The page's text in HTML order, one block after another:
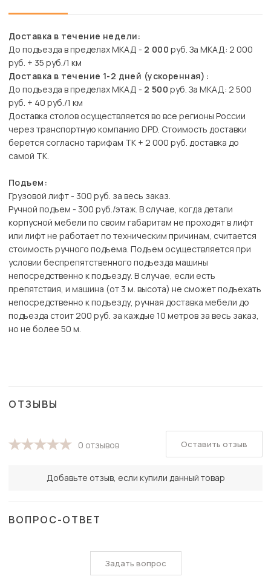
Доставка в течение недели:
До подъезда в пределах МКАД - 2 000 руб. За МКАД: 2 000
руб. + 35 руб./1 км
Доставка в течение 1-2 дней (ускоренная):
До подъезда в пределах МКАД - 2 500 руб. За МКАД: 2 500
руб. + 40 руб./1 км
Доставка столов осуществляется во все регионы России
через транспортную компанию DPD. Стоимость доставки
берется согласно тарифам ТК + 2 000 руб. доставка до
самой ТК.
Подъем:
Грузовой лифт - 300 руб. за весь заказ.
Ручной подъем - 300 руб./этаж. В случае, когда детали
корпусной мебели по своим габаритам не проходят в лифт
или лифт не работает по техническим причинам, считается
стоимость ручного подъема. Подъем осуществляется при
условии беспрепятственного подъезда машины
непосредственно к подъезду. В случае, если есть
препятствия, и машина (от 3 м. высота) не сможет подъехать
непосредственно к подъезду, ручная доставка мебели до
подъезда стоит 200 руб. за каждые 10 метров за весь заказ,
но не более 50 м.
ОТЗЫВЫ
0 отзывов
Добавьте отзыв, если купили данный товар
Оставить отзыв
ВОПРОС-ОТВЕТ
Задать вопрос